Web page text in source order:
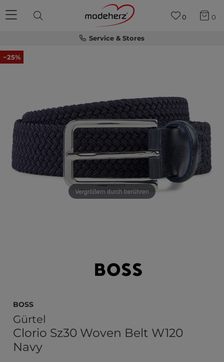
Service & Stores
0 0
−25%
Vergrößern durch berühren
BOSS
Gürtel
Clorio Sz30 Woven Belt W120
Navy